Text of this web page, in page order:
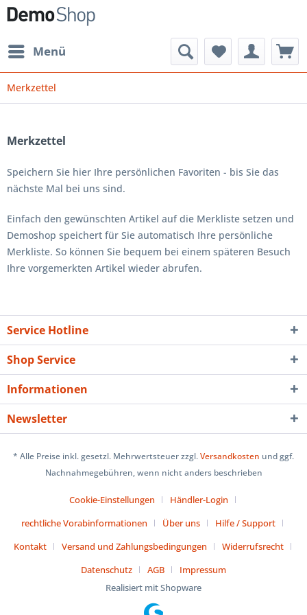
Menü
Merkzettel
Merkzettel
Speichern Sie hier Ihre persönlichen Favoriten - bis Sie das
nächste Mal bei uns sind.
Einfach den gewünschten Artikel auf die Merkliste setzen und
Demoshop speichert für Sie automatisch Ihre persönliche
Merkliste. So können Sie bequem bei einem späteren Besuch
Ihre vorgemerkten Artikel wieder abrufen.
Service Hotline
Shop Service
Informationen
Newsletter
* Alle Preise inkl. gesetzl. Mehrwertsteuer zzgl.Versandkosten und ggf.
Nachnahmegebühren, wenn nicht anders beschrieben
Cookie-Einstellungen
Händler-Login
rechtliche Vorabinformationen
Über uns
Hilfe / Support
Kontakt
Versand und Zahlungsbedingungen
Widerrufsrecht
Datenschutz
AGB
Impressum
Realisiert mit Shopware